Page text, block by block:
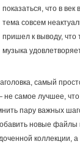
показаться, что в
тема совсем
пришел к выводу, что
музыка
самый
не самое лучшее,
пару важных
новые файлы
коллекции, а